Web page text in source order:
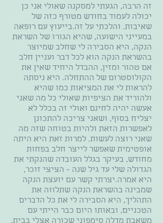
זה הרבה, הגעתי למסקנה שאולי אני כן
יכולה לעמוד בחודש מטורף כזה של
שאיבות. והלכתי על זה.בייעוץ עם רופאה
במעייני הישועה, שהיא הגורו של השראת
הנקה, היא הסבירה לי שחלב שמיוצר
בהשראת הנקה הוא לכל דבר ועניין חלב
אם טהור ומזין, ההבדל היחיד שאין את
הקולוסטרום של ההתחלה. היא ניסתה
להראות לי את המציאות כמו שהיא
ולהוריד את הציפיות שאולי כל מה שאני
אעשה יהיה לחינם ואולי זה בכלל לא
יצליח בסוף, ושאני צריכה להתכונן
לאפשרות הזאת ולהיות בטוחה שזה מה
שאני רוצה לעשות. למרות זאת היא היתה
אופטימית שאפשר לייצר חלב בפחות
מחודש, בעיקר בגלל העובדה שהנקתי את
הגדולה שלי עד גיל שנה - הציצי זוכר,
היא אמרה.יצרתי קשר עם יועצת הנקה
שמבינה בהשראת הנקה שתלווה את
התהליך, היא הסבירה לי את כל הדברים
הטכניים, ובאותו היום כבר הייתי עם